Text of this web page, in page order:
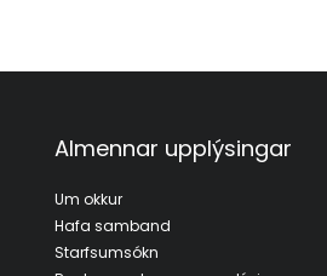
Almennar upplýsingar
Um okkur
Hafa samband
Starfsumsókn